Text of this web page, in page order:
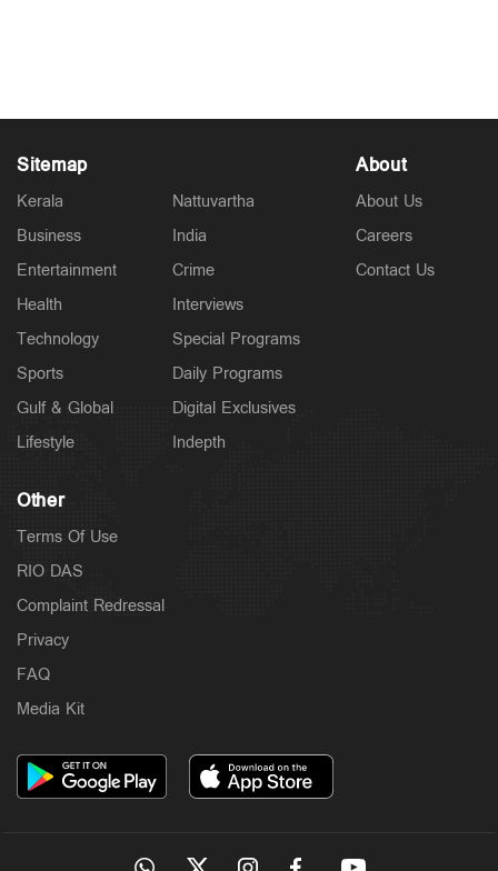
Sitemap
Kerala
Business
Entertainment
Health
Technology
Sports
Gulf & Global
Lifestyle
Nattuvartha
India
Crime
Interviews
Special Programs
Daily Programs
Digital Exclusives
Indepth
About
About Us
Careers
Contact Us
Other
Terms Of Use
RIO DAS
Complaint Redressal
Privacy
FAQ
Media Kit